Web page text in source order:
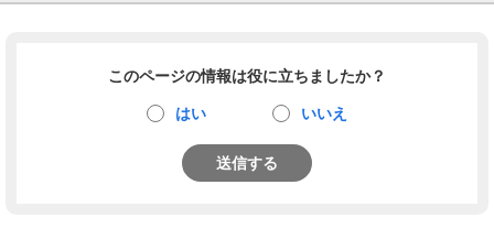
このページの情報は役に立ちましたか？
はい いいえ
送信する